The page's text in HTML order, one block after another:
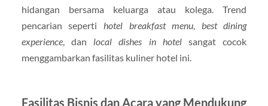
hidangan bersama keluarga atau kolega. Trend
pencarian seperti hotel breakfast menu, best dining
experience, dan local dishes in hotelsangat cocok
menggambarkan fasilitas kuliner hotel ini.
Fasilitas Bisnis dan Acara yang Mendukung